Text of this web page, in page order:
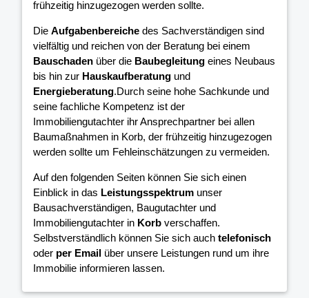
frühzeitig hinzugezogen werden sollte.
Die Aufgabenbereiche des Sachverständigen sind
vielfältig und reichen von der Beratung bei einem
Bauschaden über die Baubegleitung eines Neubaus
bis hin zur Hauskaufberatung und
Energieberatung.Durch seine hohe Sachkunde und
seine fachliche Kompetenz ist der
Immobiliengutachter ihr Ansprechpartner bei allen
Baumaßnahmen in Korb, der frühzeitig hinzugezogen
werden sollte um Fehleinschätzungen zu vermeiden.
Auf den folgenden Seiten können Sie sich einen
Einblick in das Leistungsspektrum unser
Bausachverständigen, Baugutachter und
Immobiliengutachter in Korb verschaffen.
Selbstverständlich können Sie sich auch telefonisch
oder per Email über unsere Leistungen rund um ihre
Immobilie informieren lassen.